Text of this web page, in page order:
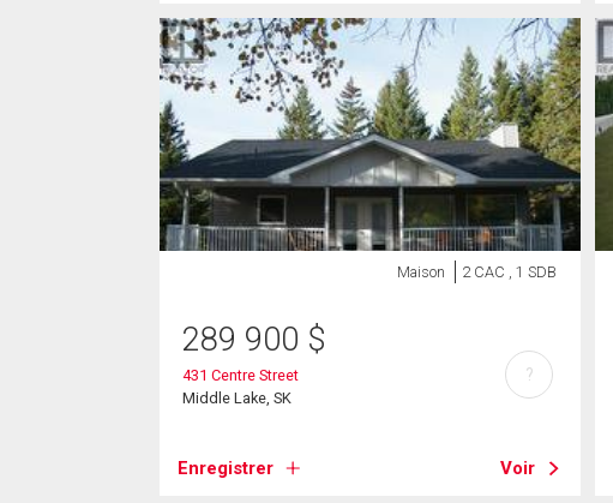
Maison 2 CAC , 1 SDB
289 900 $
431 Centre Street
Middle Lake, SK
Enregistrer Voir
?